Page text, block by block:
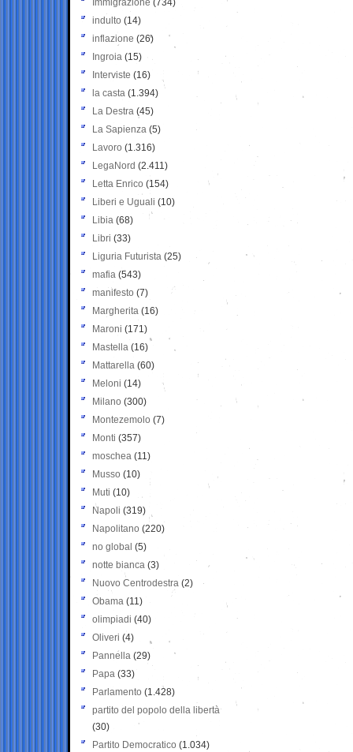
Immigrazione (734)
indulto (14)
inflazione (26)
Ingroia (15)
Interviste (16)
la casta (1.394)
La Destra (45)
La Sapienza (5)
Lavoro (1.316)
LegaNord (2.411)
Letta Enrico (154)
Liberi e Uguali (10)
Libia (68)
Libri (33)
Liguria Futurista (25)
mafia (543)
manifesto (7)
Margherita (16)
Maroni (171)
Mastella (16)
Mattarella (60)
Meloni (14)
Milano (300)
Montezemolo (7)
Monti (357)
moschea (11)
Musso (10)
Muti (10)
Napoli (319)
Napolitano (220)
no global (5)
notte bianca (3)
Nuovo Centrodestra (2)
Obama (11)
olimpiadi (40)
Oliveri (4)
Pannella (29)
Papa (33)
Parlamento (1.428)
partito del popolo della libertà
(30)
Partito Democratico (1.034)